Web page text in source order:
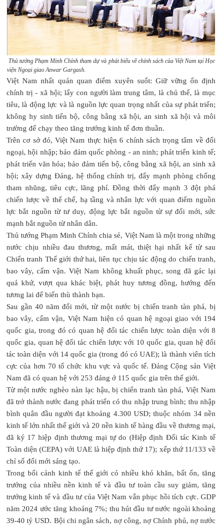
Thủ tướng Phạm Minh Chính tham dự và phát biểu về chính sách của Việt Nam tại Học
viện Ngoại giao Anwar Gargash.
Việt Nam nhất quán quan điểm xuyên suốt: Giữ vững ổn định
chính trị - xã hội; lấy con người làm trung tâm, là chủ thể, là mục
tiêu, là động lực và là nguồn lực quan trọng nhất của sự phát triển;
không hy sinh tiến bộ, công bằng xã hội, an sinh xã hội và môi
trường để chạy theo tăng trưởng kinh tế đơn thuần.
Trên cơ sở đó, Việt Nam thực hiện 6 chính sách trọng tâm về đối
ngoại, hội nhập; bảo đảm quốc phòng - an ninh; phát triển kinh tế;
phát triển văn hóa; bảo đảm tiến bộ, công bằng xã hội, an sinh xã
hội; xây dựng Đảng, hệ thống chính trị, đẩy mạnh phòng chống
tham nhũng, tiêu cực, lãng phí. Đồng thời đẩy mạnh 3 đột phá
chiến lược về thể chế, hạ tầng và nhân lực với quan điểm nguồn
lực bắt nguồn từ tư duy, động lực bắt nguồn từ sự đổi mới, sức
mạnh bắt nguồn từ nhân dân.
Thủ tướng Phạm Minh Chính chia sẻ, Việt Nam là một trong những
nước chịu nhiều đau thương, mất mát, thiệt hại nhất kể từ sau
Chiến tranh Thế giới thứ hai, liên tục chịu tác động do chiến tranh,
bao vây, cấm vận. Việt Nam không khuất phục, song đã gác lại
quá khứ, vượt qua khác biệt, phát huy tương đồng, hướng đến
tương lai để biến thù thành bạn.
Sau gần 40 năm đổi mới, từ một nước bị chiến tranh tàn phá, bị
bao vây, cấm vận, Việt Nam hiện có quan hệ ngoại giao với 194
quốc gia, trong đó có quan hệ đối tác chiến lược toàn diện với 8
quốc gia, quan hệ đối tác chiến lược với 10 quốc gia, quan hệ đối
tác toàn diện với 14 quốc gia (trong đó có UAE); là thành viên tích
cực của hơn 70 tổ chức khu vực và quốc tế. Đảng Cộng sản Việt
Nam đã có quan hệ với 253 đảng ở 115 quốc gia trên thế giới.
Từ một nước nghèo nàn lạc hậu, bị chiến tranh tàn phá, Việt Nam
đã trở thành nước đang phát triển có thu nhập trung bình; thu nhập
bình quân đầu người đạt khoảng 4.300 USD; thuộc nhóm 34 nền
kinh tế lớn nhất thế giới và 20 nền kinh tế hàng đầu về thương mại,
đã ký 17 hiệp định thương mại tự do (Hiệp định Đối tác Kinh tế
Toàn diện (CEPA) với UAE là hiệp định thứ 17); xếp thứ 11/133 về
chỉ số đổi mới sáng tạo.
Trong bối cảnh kinh tế thế giới có nhiều khó khăn, bất ổn, tăng
trưởng của nhiều nền kinh tế và đầu tư toàn cầu suy giảm, tăng
trưởng kinh tế và đầu tư của Việt Nam vẫn phục hồi tích cực. GDP
năm 2024 ước tăng khoảng 7%; thu hút đầu tư nước ngoài khoảng
39-40 tỷ USD. Bội chi ngân sách, nợ công, nợ Chính phủ, nợ nước